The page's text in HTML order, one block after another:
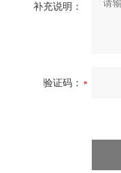
补充说明：
验证码：